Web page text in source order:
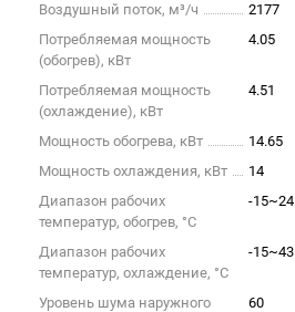
Воздушный поток, м³/ч
2177
Потребляемая мощность
(обогрев), кВт
4.05
Потребляемая мощность
(охлаждение), кВт
4.51
Мощность обогрева, кВт
14.65
Мощность охлаждения, кВт
14
Диапазон рабочих
температур, обогрев, °C
-15~24
Диапазон рабочих
температур, охлаждение, °C
-15~43
Уровень шума наружного
60